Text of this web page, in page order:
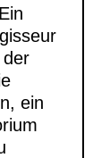
ein